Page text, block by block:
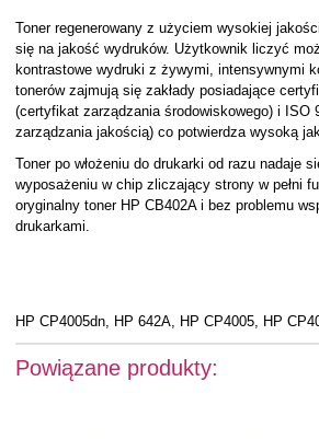
Toner regenerowany z użyciem wysokiej
się na jakość wydruków. Użytkownik liczyć
kontrastowe wydruki z żywymi, intensywnymi
tonerów zajmują się zakłady posiadające
(certyfikat zarządzania środowiskowego) i ISO
zarządzania jakością) co potwierdza wysoką
Toner po włożeniu do drukarki od razu nadaje
wyposażeniu w chip zliczający strony w pełni
oryginalny toner HP CB402A i bez problemu
drukarkami.
HP CP4005dn, HP 642A, HP CP4005, HP
Powiązane produkty: